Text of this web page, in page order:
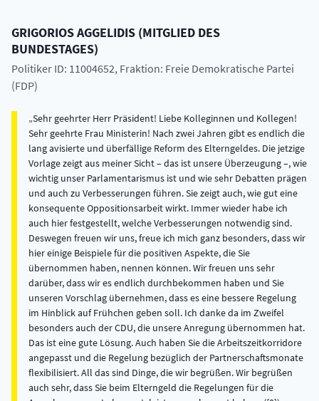
GRIGORIOSAGGELIDIS (MITGLIED DES
BUNDESTAGES)
Politiker ID: 11004652, Fraktion: Freie Demokratische Partei
(FDP)
Sehr geehrter Herr Präsident! Liebe Kolleginnen und Kollegen!
Sehr geehrte Frau Ministerin! Nach zwei Jahren gibt es endlich die
lang avisierte und überfällige Reform des Elterngeldes. Die jetzige
Vorlage zeigt aus meiner Sicht – das ist unsere Überzeugung –, wie
wichtig unser Parlamentarismus ist und wie sehr Debatten prägen
und auch zu Verbesserungen führen. Sie zeigt auch, wie gut eine
konsequente Oppositionsarbeit wirkt. Immer wieder habe ich
auch hier festgestellt, welche Verbesserungen notwendig sind.
Deswegen freuen wir uns, freue ich mich ganz besonders, dass wir
hier einige Beispiele für die positiven Aspekte, die Sie
übernommen haben, nennen können. Wir freuen uns sehr
darüber, dass wir es endlich durchbekommen haben und Sie
unseren Vorschlag übernehmen, dass es eine bessere Regelung
im Hinblick auf Frühchen geben soll. Ich danke da im Zweifel
besonders auch der CDU, die unsere Anregung übernommen hat.
Das ist eine gute Lösung. Auch haben Sie die Arbeitszeitkorridore
angepasst und die Regelung bezüglich der Partnerschaftsmonate
flexibilisiert. All das sind Dinge, die wir begrüßen. Wir begrüßen
auch sehr, dass Sie beim Elterngeld die Regelungen für die